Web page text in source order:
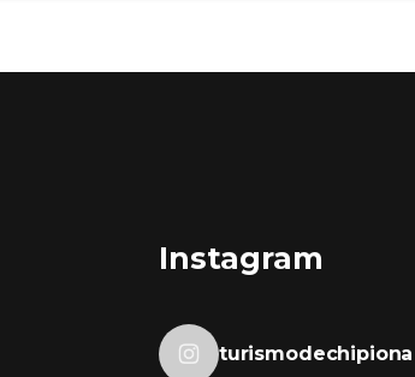
Instagram
turismodechipiona